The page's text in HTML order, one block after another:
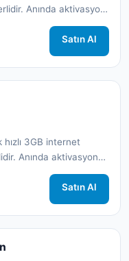
Anında aktivasyon
Satın Al
3GB internet
Anında aktivasyon
Satın Al